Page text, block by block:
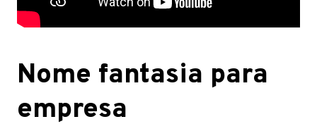
Nome fantasia para
empresa